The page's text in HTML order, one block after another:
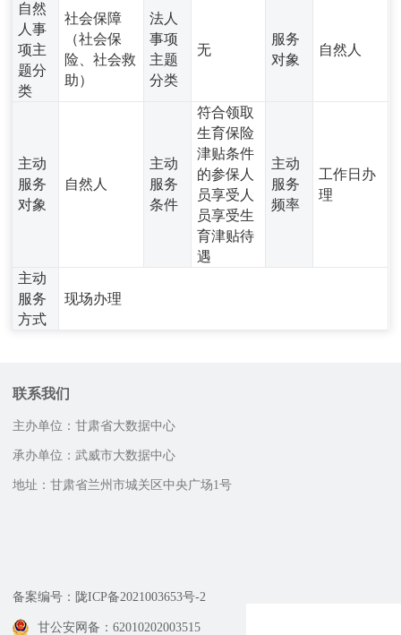
自然
人事
项主
题分
类
社会保障
（社会保
险、社会救
助）
法人
事项
主题
分类
无
服务
对象
自然人
主动
服务
对象
自然人
主动
服务
条件
符合领取
生育保险
津贴条件
的参保人
员享受人
员享受生
育津贴待
遇
主动
服务
频率
工作日办
理
主动
服务
方式
现场办理
联系我们
主办单位：甘肃省大数据中心
承办单位：武威市大数据中心
地址：甘肃省兰州市城关区中央广场1号
备案编号：陇ICP备2021003653号-2
甘公安网备：62010202003515